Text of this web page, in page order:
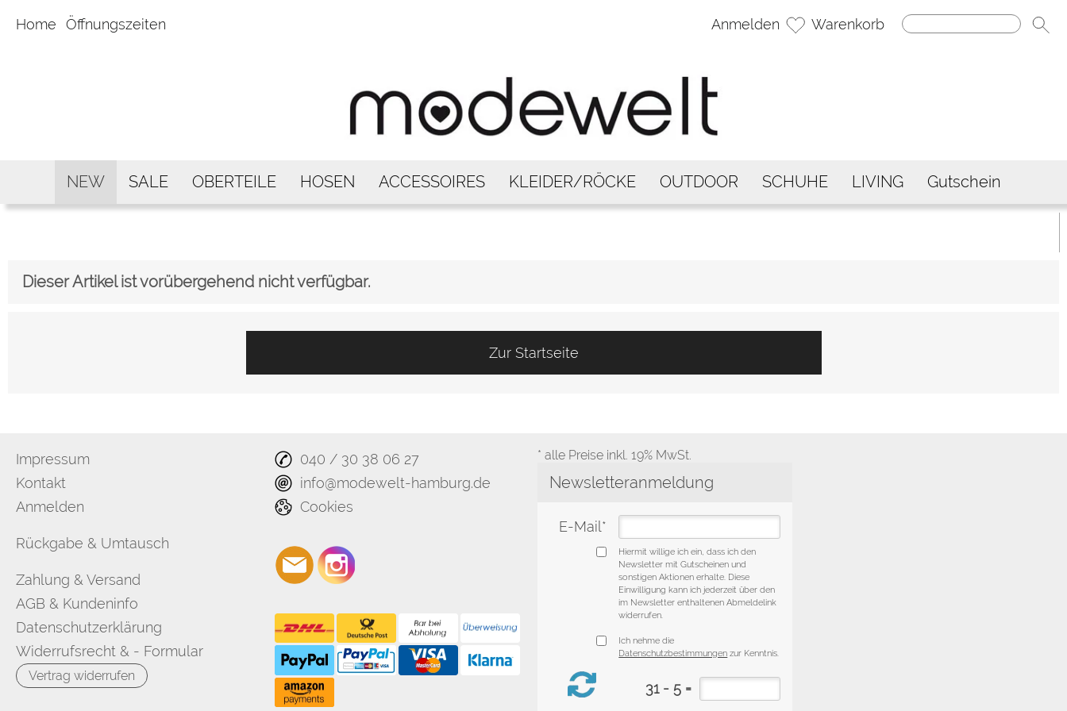
Home Öffnungszeiten Anmelden Warenkorb
NEW SALE OBERTEILE HOSEN ACCESSOIRES KLEIDER/RÖCKE OUTDOOR SCHUHE LIVING Gutschein
Dieser Artikel ist vorübergehend nicht verfügbar.
Zur Startseite
Impressum
Kontakt
Anmelden
Rückgabe & Umtausch
Zahlung & Versand
AGB & Kundeninfo
Datenschutzerklärung
Widerrufsrecht & - Formular
Vertrag widerrufen
040 / 30 38 06 27
info@modewelt-hamburg.de
Cookies
* alle Preise inkl. 19% MwSt.